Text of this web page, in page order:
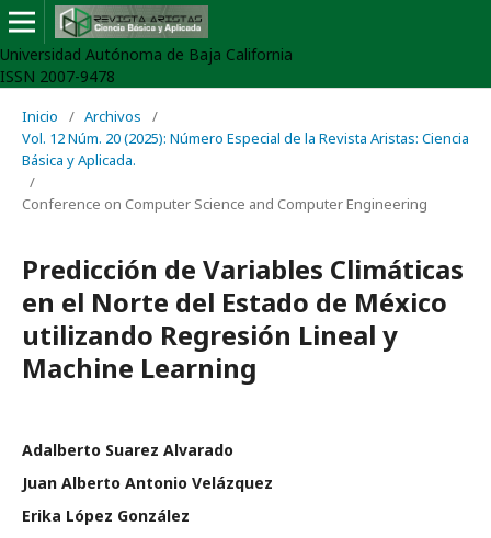
Universidad Autónoma de Baja California
ISSN 2007-9478
Inicio / Archivos
/
Vol. 12 Núm. 20 (2025): Número Especial de la Revista Aristas: Ciencia
Básica y Aplicada.
/
Conference on Computer Science and Computer Engineering
Predicción de Variables Climáticas
en el Norte del Estado de México
utilizando Regresión Lineal y
Machine Learning
Adalberto Suarez Alvarado
Juan Alberto Antonio Velázquez
Erika López González